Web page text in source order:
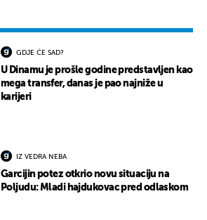
GDJE ĆE SAD?
U Dinamu je prošle godine predstavljen kao
mega transfer, danas je pao najniže u
karijeri
IZ VEDRA NEBA
Garcijin potez otkrio novu situaciju na
Poljudu: Mladi hajdukovac pred odlaskom